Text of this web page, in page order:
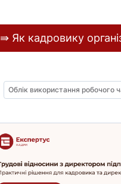
⇛ Як кадровику
Облік використання робочого